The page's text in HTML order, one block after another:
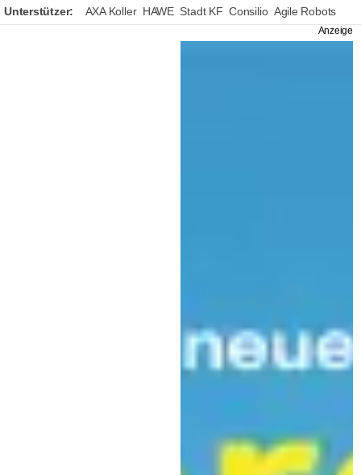
Unterstützer: AXA Koller HAWE Stadt KF Consilio Agile Robots